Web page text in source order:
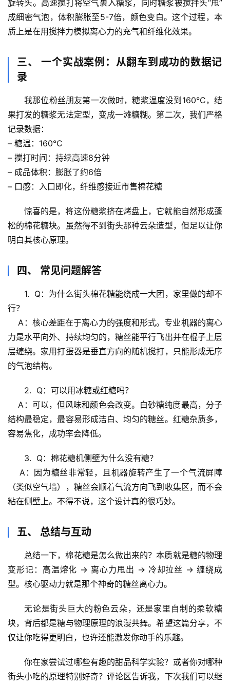
然
万
物
人
体
历
史
档
案
天
文
活
科
技
前
沿
驿
站
求
真
旋转头。高速搅打将空气裹入糖浆，同时糖浆被搅拌头“甩”
成细密气泡，体积膨胀至5-7倍，颜色变白。这个过程，本
质上是在用搅拌力模拟离心力的充气和纤维化效果。
三、 一个实战案例：从翻车到成功的数据记
录
我那位粉丝朋友第一次做时，糖浆温度没到160°C，结
果打发的糖浆无法定型，变成一滩糖糊。第二次，我们严格
记录数据：
– 糖温 ：160°C
– 搅打时间 ：持续高速8分钟
– 成品体积 ：膨胀了约6倍
– 口感：入口即化，纤维感接近市售棉花糖
惊喜的是，将这份糖浆挤在烤盘上，它就能自然形成蓬
松的棉花糖块。虽然得不到街头那种云朵造型，但足以让你
明白其核心原理。
四、 常见问题解答
1. Q：为什么街头棉花糖能绕成一大团，家里做的却不
行？
    A：核心差距在于
离心力的强度和形式。专业机器的离心
力是水平向外、持续均匀的，糖丝能平行飞出并在棍子上层
层缠绕。家用打蛋器是垂直方向的随机搅打，只能形成无序
的气泡结构。
2. Q：可以用冰糖或红糖吗？
    A：可以，但风味和颜色会改变。
白砂糖纯度最高，分子
结构最稳定，最容易形成洁白、均匀的糖丝。红糖杂质多，
容易焦化，成功率会降低。
3. Q：棉花糖机侧壁为什么没有糖？
    A：因为糖丝非常轻，且机器旋转产生了一个
气流屏障
（类似空气墙）
，糖丝会顺着气流方向飞到收集区，而不会
粘在侧壁上。不得不说，这个设计真的很巧妙。
五、 总结与互动
总结一下，棉花糖是怎么做出来的？本质就是糖的物理
变形记 ： 高温熔化 → 离心力甩出 → 冷却拉丝 → 缠绕成
型。核心驱动力就是那个神奇的糖丝离心力。
无论是街头巨大的粉色云朵，还是家里自制的柔软糖
块，背后都是糖与物理原理的浪漫共舞。希望这篇分享，不
仅让你吃得更明白，也许还能激发你动手的乐趣。
你在家尝试过哪些有趣的甜品科学实验？或者你对哪种
街头小吃的原理特别好奇？评论区告诉我，下次我们可以继